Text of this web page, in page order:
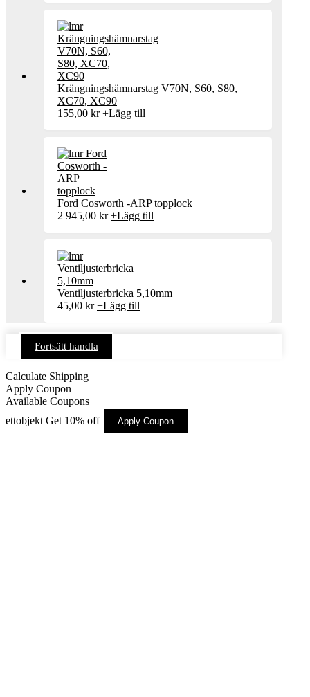
Krängningshämnarstag V70N, S60, S80,
XC70, XC90
155,00 kr +Lägg till
Ford Cosworth -ARP topplock
2 945,00 kr +Lägg till
Ventiljusterbricka 5,10mm
45,00 kr +Lägg till
Fortsätt handla
Calculate Shipping
Apply Coupon
Available Coupons
ettobjekt Get 10% off Apply Coupon